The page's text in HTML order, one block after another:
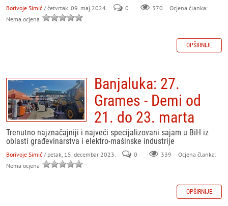
Borivoje Simić / četvrtak, 09. maj 2024. 0 370
Ocjena članka:
Nema ocjena
OPŠIRNIJE
Banjaluka: 27.
Grames - Demi od
21. do 23. marta
Trenutno najznačajniji i najveći specijalizovani sajam u BiH iz
oblasti građevinarstva i elektro-mašinske industrije
Borivoje Simić / petak, 15. decembar 2023. 0 339
Ocjena članka:
Nema ocjena
OPŠIRNIJE